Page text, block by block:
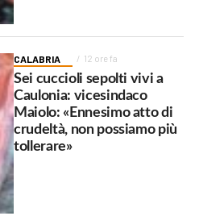
CALABRIA 12 ore fa
Sei cuccioli sepolti vivi a
Caulonia: vicesindaco
Maiolo: «Ennesimo atto di
crudeltà, non possiamo più
tollerare»